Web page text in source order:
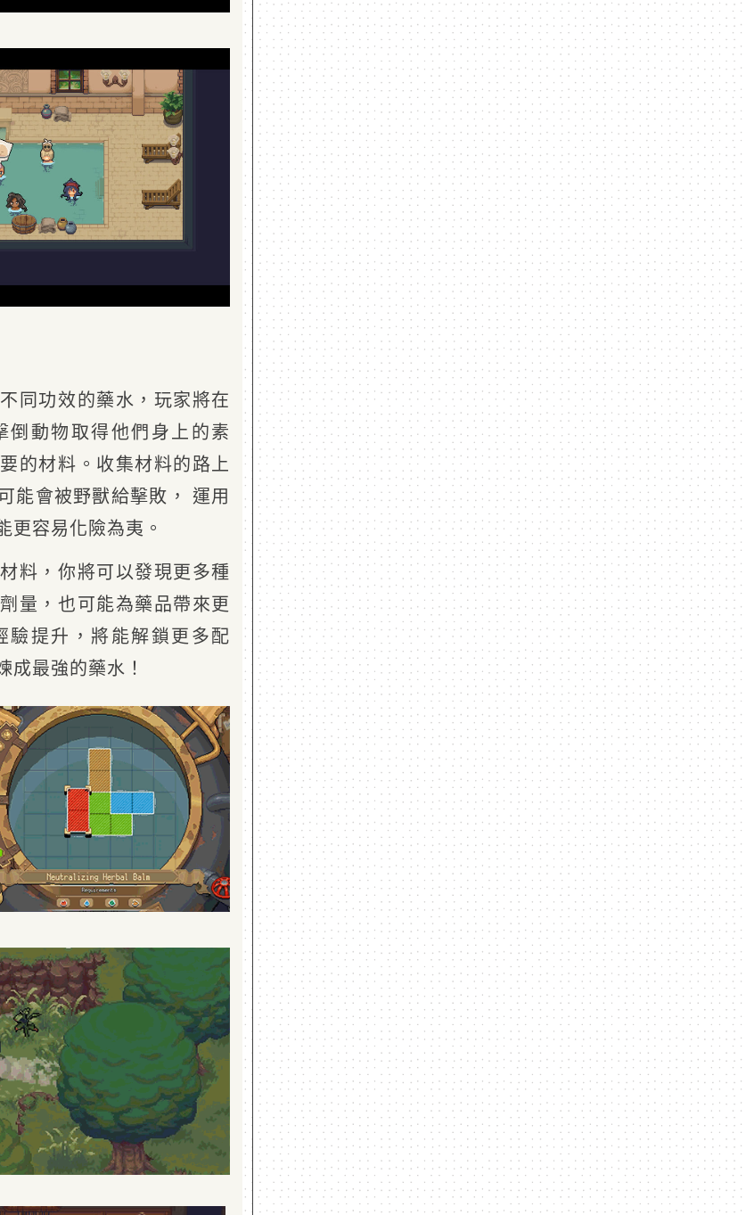
同功效的藥水，玩家將在
倒動物取得他們身上的素
的材料。收集材料的路上
能會被野獸給擊敗， 運用
更容易化險為夷。
料，你將可以發現更多種
量，也可能為藥品帶來更
驗提升，將能解鎖更多配
成最強的藥水！